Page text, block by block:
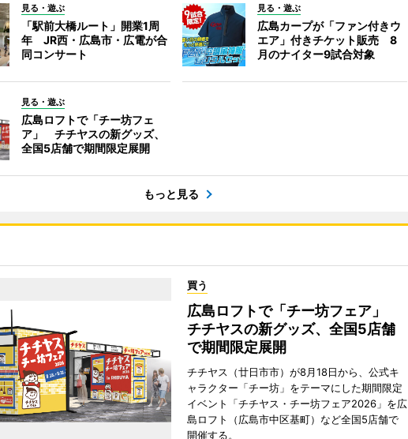
見る・遊ぶ
「駅前大橋ルート」開業1周
年 JR西・広島市・広電が合
同コンサート
見る・遊ぶ
広島カープが「ファン付きウ
エア」付きチケット販売 8
月のナイター9試合対象
見る・遊ぶ
広島ロフトで「チー坊フェ
ア」 チチヤスの新グッズ、
全国5店舗で期間限定展開
もっと見る
買う
広島ロフトで「チー坊フェア」
チチヤスの新グッズ、全国5店舗
で期間限定展開
チチヤス（廿日市市）が8月18日から、公式キ
ャラクター「チー坊」をテーマにした期間限定
イベント「チチヤス・チー坊フェア2026」を広
島ロフト（広島市中区基町）など全国5店舗で
開催する。